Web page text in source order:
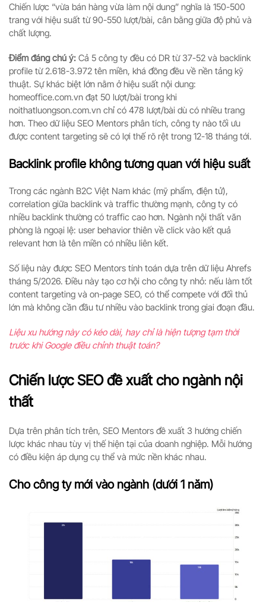
Chiến lược “vừa bán hàng vừa làm nội dung” nghĩa là 150-500
trang với hiệu suất từ 90-550 lượt/bài, cân bằng giữa độ phủ và
chất lượng.
Điểm đáng chú ý: Cả 5 công ty đều có DR từ 37-52 và backlink
profile từ 2.618-3.972 tên miền, khá đồng đều về nền tảng kỹ
thuật. Sự khác biệt lớn nằm ở hiệu suất nội dung:
homeoffice.com.vn đạt 50 lượt/bài trong khi
noithatluongson.com.vn chỉ có 478 lượt/bài dù có nhiều trang
hơn. Theo dữ liệu SEO Mentors phân tích, công ty nào tối ưu
được content targeting sẽ có lợi thế rõ rệt trong 12-18 tháng tới.
Backlink profile không tương quan với hiệu suất
Trong các ngành B2C Việt Nam khác (mỹ phẩm, điện tử),
correlation giữa backlink và traffic thường mạnh, công ty có
nhiều backlink thường có traffic cao hơn. Ngành nội thất văn
phòng là ngoại lệ: user behavior thiên về click vào kết quả
relevant hơn là tên miền có nhiều liên kết.
Số liệu này được SEO Mentors tính toán dựa trên dữ liệu Ahrefs
tháng 5/2026. Điều này tạo cơ hội cho công ty nhỏ: nếu làm tốt
content targeting và on-page SEO, có thể compete với đối thủ
lớn mà không cần đầu tư nhiều vào backlink trong giai đoạn đầu.
Liệu xu hướng này có kéo dài, hay chỉ là hiện tượng tạm thời
trước khi Google điều chỉnh thuật toán?
Chiến lược SEO đề xuất cho ngành nội
thất
Dựa trên phân tích trên, SEO Mentors đề xuất 3 hướng chiến
lược khác nhau tùy vị thế hiện tại của doanh nghiệp. Mỗi hướng
có điều kiện áp dụng cụ thể và mức nền khác nhau.
Cho công ty mới vào ngành (dưới 1 năm)